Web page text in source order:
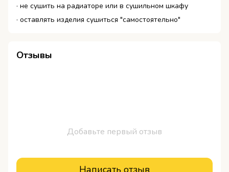
· не сушить на радиаторе или в сушильном шкафу
· оставлять изделия сушиться "самостоятельно"
Отзывы
Добавьте первый отзыв
Написать отзыв